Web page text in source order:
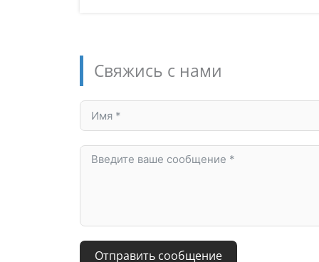
Свяжись с нами
Отправить сообщение